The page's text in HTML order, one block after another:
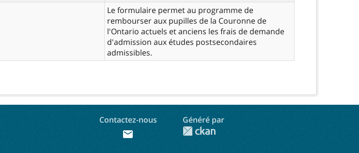
Le formulaire permet au programme de
rembourser aux pupilles de la Couronne de
l'Ontario actuels et anciens les frais de demande
d'admission aux études postsecondaires
admissibles.
Contactez-nous
mail
Généré par